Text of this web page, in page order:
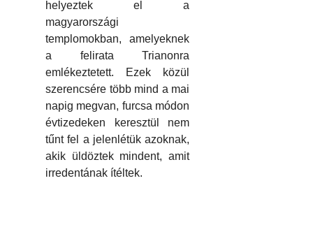
helyeztek el a
magyarországi
templomokban, amelyeknek
a felirata Trianonra
emlékeztetett. Ezek közül
szerencsére több mind a mai
napig megvan, furcsa módon
évtizedeken keresztül nem
tűnt fel a jelenlétük azoknak,
akik üldöztek mindent, amit
irredentának ítéltek.